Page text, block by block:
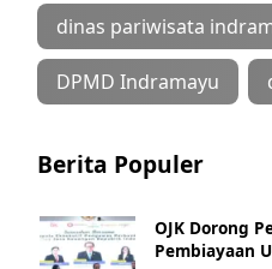
dinas pariwisata
DPMD Indramayu
Berita Populer
OJK Dorong
Pembiayaan